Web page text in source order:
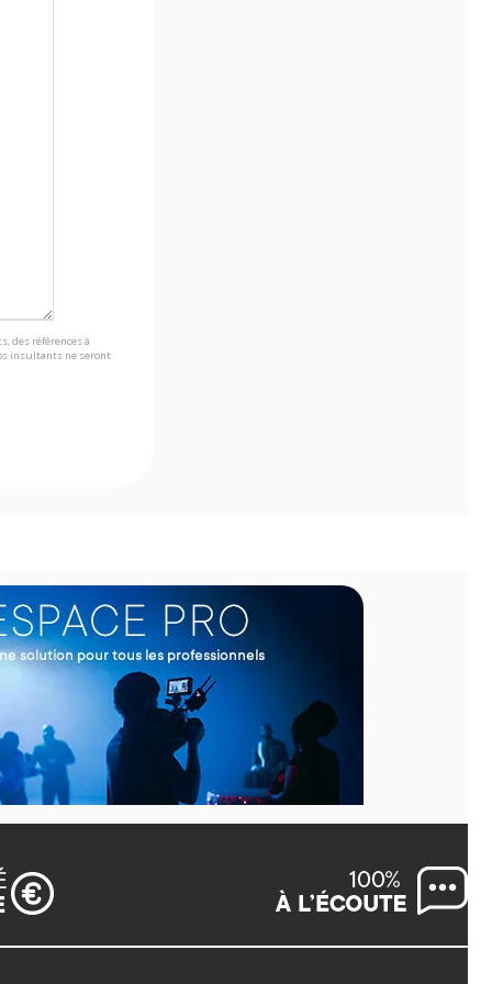
des références à
insultants ne seront